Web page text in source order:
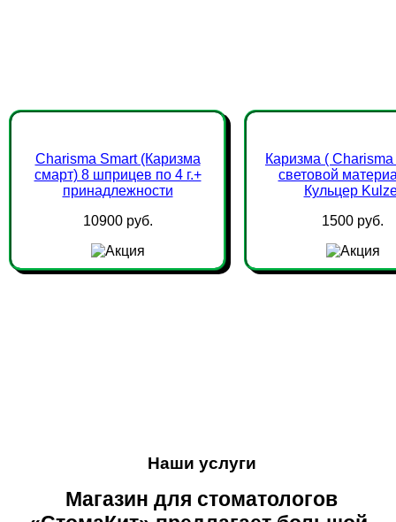
Charisma Smart (Каризма
смарт) 8 шприцев по 4 г.+
принадлежности
10900 руб.
Каризма ( Сharisma
световой
Кульцер
1500 руб.
Наши услуги
Магазин для стоматологов